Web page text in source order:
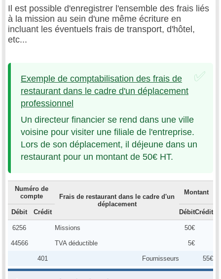
Il est possible d'enregistrer l'ensemble des frais liés
à la mission au sein d'une même écriture en
incluant les éventuels frais de transport, d'hôtel,
etc...
Exemple de comptabilisation des frais de
restaurant dans le cadre d'un déplacement
professionnel
Un directeur financier se rend dans une ville
voisine pour visiter une filiale de l'entreprise.
Lors de son déplacement, il déjeune dans un
restaurant pour un montant de 50€ HT.
Numéro de
compte
Frais de restaurant dans le cadre d'un
déplacement
Montant
Débit Crédit DébitCrédit
6256 Missions 50€
44566 TVA déductible 5€
401 Fournisseurs 55€